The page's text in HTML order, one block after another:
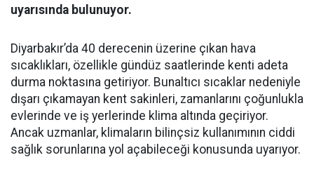
uyarısında bulunuyor.
Diyarbakır’da 40 derecenin üzerine çıkan hava
sıcaklıkları, özellikle gündüz saatlerinde kenti adeta
durma noktasına getiriyor. Bunaltıcı sıcaklar nedeniyle
dışarı çıkamayan kent sakinleri, zamanlarını çoğunlukla
evlerinde ve iş yerlerinde klima altında geçiriyor.
Ancak uzmanlar, klimaların bilinçsiz kullanımının ciddi
sağlık sorunlarına yol açabileceği konusunda uyarıyor.